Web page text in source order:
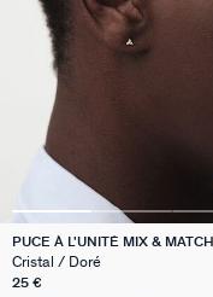
PUCE À L'UNITÉ MIX & MATCH
Cristal / Doré
25 €